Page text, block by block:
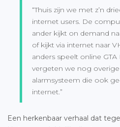
“Thuis zijn we met z’n
internet users. De
ander kijkt on demand
of kijkt via internet naar
anders speelt online
vergeten we nog
alarmsysteem die ook
internet.”
Een herkenbaar verhaal dat